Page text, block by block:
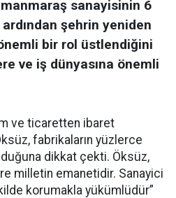
sanayisinin 6
şehrin yeniden
bir rol üstlendiğini
ve iş dünyasına önemli
ve ticaretten ibaret
fabrikaların yüzlerce
dikkat çekti. Öksüz,
milletin emanetidir. Sanayici
korumakla yükümlüdür”